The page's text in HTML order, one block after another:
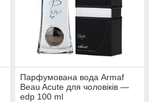
Парфумована вода Armaf
Beau Acute для чоловіків —
edp 100 ml